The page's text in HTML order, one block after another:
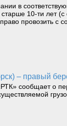
в
10-ти лет
провозить с
– правый
сообщает о